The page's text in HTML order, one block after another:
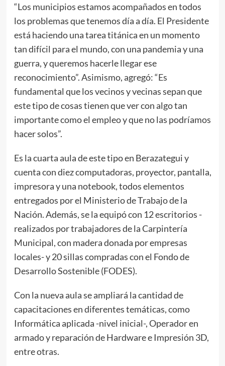
“Los municipios estamos acompañados en todos
los problemas que tenemos día a día. El Presidente
está haciendo una tarea titánica en un momento
tan difícil para el mundo, con una pandemia y una
guerra, y queremos hacerle llegar ese
reconocimiento”. Asimismo, agregó: “Es
fundamental que los vecinos y vecinas sepan que
este tipo de cosas tienen que ver con algo tan
importante como el empleo y que no las podríamos
hacer solos”.
Es la cuarta aula de este tipo en Berazategui y
cuenta con diez computadoras, proyector, pantalla,
impresora y una notebook, todos elementos
entregados por el Ministerio de Trabajo de la
Nación. Además, se la equipó con 12 escritorios -
realizados por trabajadores de la Carpintería
Municipal, con madera donada por empresas
locales- y 20 sillas compradas con el Fondo de
Desarrollo Sostenible (FODES).
Con la nueva aula se ampliará la cantidad de
capacitaciones en diferentes temáticas, como
Informática aplicada -nivel inicial-, Operador en
armado y reparación de Hardware e Impresión 3D,
entre otras.